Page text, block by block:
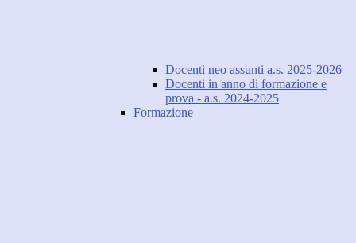
Docenti neo assunti a.s. 2025-2026
Docenti in anno di formazione e
prova - a.s. 2024-2025
Formazione